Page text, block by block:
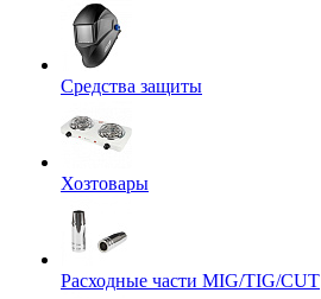
Средства защиты
Хозтовары
Расходные части MIG/TIG/CUT